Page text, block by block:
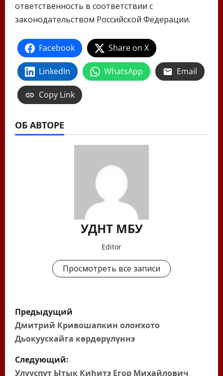
ответственность в соответствии с
законодательством Российской Федерации.
Facebook Share on X
LinkedIn WhatsApp Email
Copy Link
ОБ АВТОРЕ
УДНТ МБУ
Editor
Просмотреть все записи
Н
а
в
и
Предыдущий
Дмитрий Кривошапкин олоҥхото
Дьокуускайга көрдөрүлүннэ
Следующий:
Улууспут Ытык Киһитэ Егор Михайлович